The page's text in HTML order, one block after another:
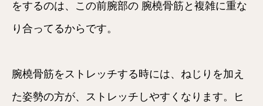
をするのは、この前腕部の 腕橈骨筋と複雑に重な
り合ってるからです。
腕橈骨筋をストレッチする時には、ねじりを加え
た姿勢の方が、ストレッチしやすくなります。ヒ